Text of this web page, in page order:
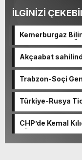
İLGİNİZİ
Kemerburgaz
Tarihi Başarı: 6
Akçaabat
Trabzon-Soçi
Türkiye-Rusya
CHP’de Kemal
görevden alacak